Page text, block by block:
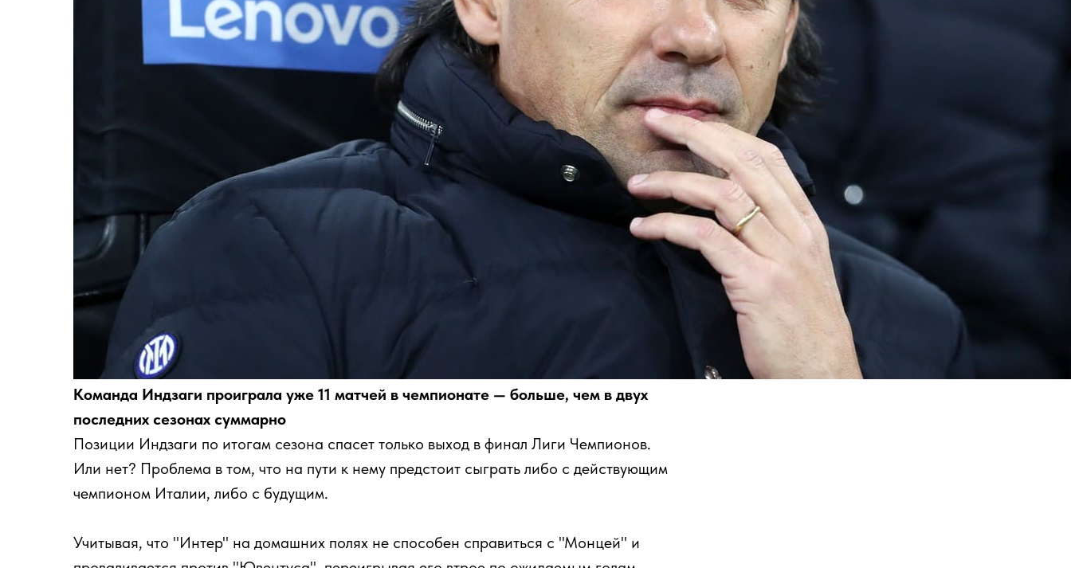
Команда Индзаги проиграла уже 11 матчей в чемпионате — больше, чем в двух
последних сезонах суммарно
Позиции Индзаги по итогам сезона спасет только выход в финал Лиги Чемпионов.
Или нет? Проблема в том, что на пути к нему предстоит сыграть либо с действующим
чемпионом Италии, либо с будущим.
Учитывая, что "Интер" на домашних полях не способен справиться с "Монцей" и